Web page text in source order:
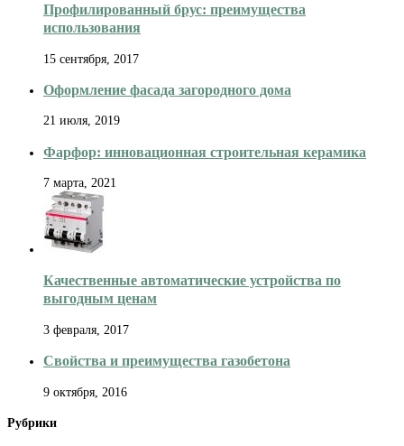
Профилированный брус: преимущества
использования
15 сентября, 2017
Оформление фасада загородного дома
21 июля, 2019
Фарфор: инновационная строительная керамика
7 марта, 2021
Качественные автоматические устройства по
выгодным ценам
3 февраля, 2017
Свойства и преимущества газобетона
9 октября, 2016
Рубрики